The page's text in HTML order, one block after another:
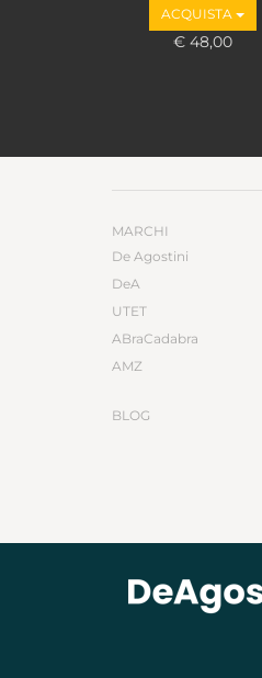
ACQUISTA
€ 48,00
MARCHI
De Agostini
DeA
UTET
ABraCadabra
AMZ
BLOG